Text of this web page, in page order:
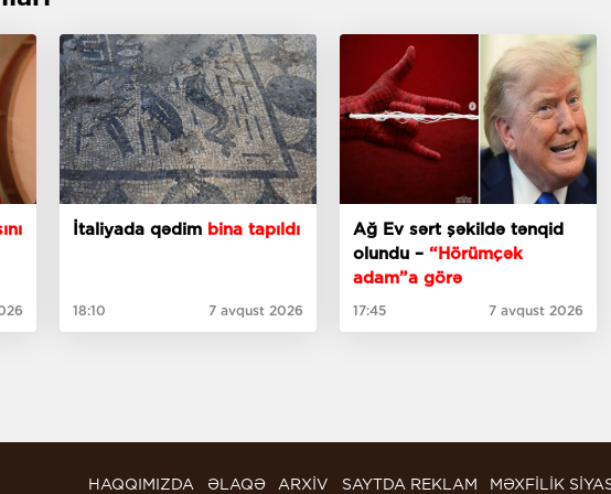
İtaliyada qədim bina tapıldı
18:10 7 avqust 2026
Ağ Ev sərt şəkildə tənqid
olundu – “Hörümçək
adam”a görə
17:45 7 avqust 2026
HAQQIMIZDA ƏLAQƏ ARXİV SAYTDA REKLAM MƏXFİLİK